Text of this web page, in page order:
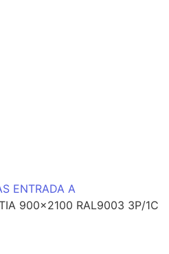
ENTRADA A
900×2100 RAL9003 3P/1C